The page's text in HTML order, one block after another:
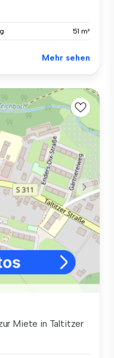
51 m²
Mehr sehen
Miete in Taltitzer